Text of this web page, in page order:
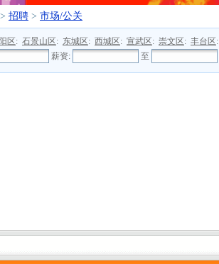
> 招聘 > 市场/公关
区: 石景山区: 东城区: 西城区: 宣武区: 崇文区: 丰台区
薪资: 至